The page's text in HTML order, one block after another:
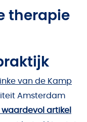
therapie
van de Kamp
Amsterdam
waardevol artikel